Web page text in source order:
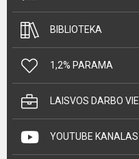
BIBLIOTEKA
1,2% PARAMA
LAISVOS DARBO
YOUTUBE KANALAS